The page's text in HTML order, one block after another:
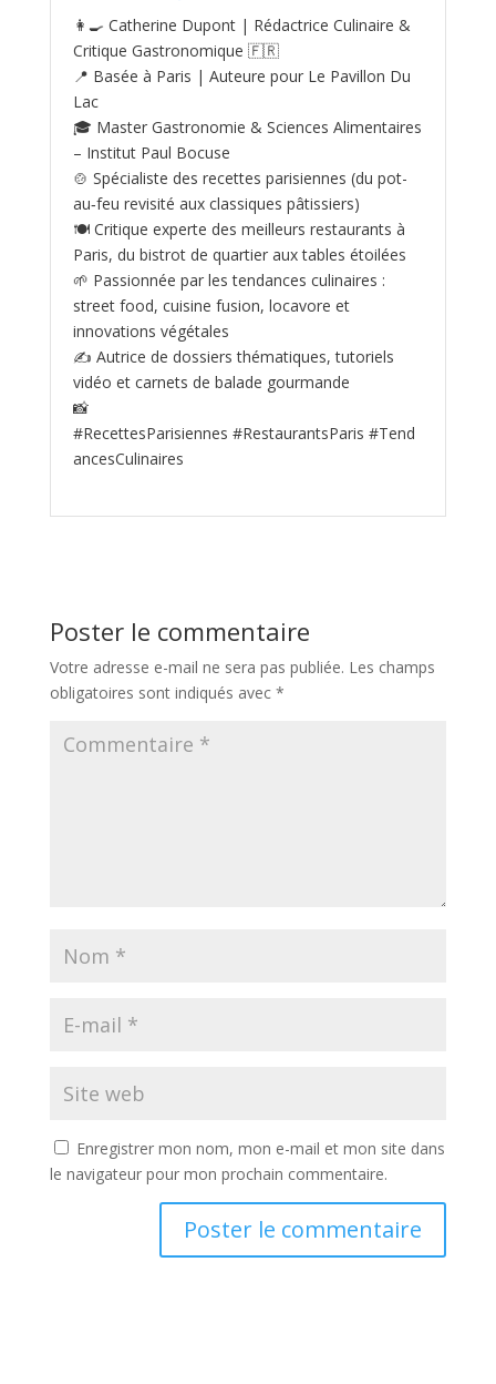
👩‍🍳 Catherine Dupont | Rédactrice Culinaire &
Critique Gastronomique 🇫🇷
📍 Basée à Paris | Auteure pour Le Pavillon Du
Lac
🎓 Master Gastronomie & Sciences Alimentaires
– Institut Paul Bocuse
🍲 Spécialiste des recettes parisiennes (du pot-
au‑feu revisité aux classiques pâtissiers)
🍽️ Critique experte des meilleurs restaurants à
Paris, du bistrot de quartier aux tables étoilées
🌱 Passionnée par les tendances culinaires :
street food, cuisine fusion, locavore et
innovations végétales
✍️ Autrice de dossiers thématiques, tutoriels
vidéo et carnets de balade gourmande
📸
#RecettesParisiennes #RestaurantsParis #Tend
ancesCulinaires
Poster le commentaire
Votre adresse e-mail ne sera pas publiée. Les champs
obligatoires sont indiqués avec *
Enregistrer mon nom, mon e-mail et mon site dans
le navigateur pour mon prochain commentaire.